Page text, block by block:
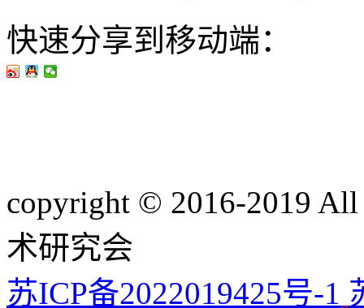
快速分享到移动端：
copyright © 2016-2019
术研究会
苏ICP备2022019425号-1